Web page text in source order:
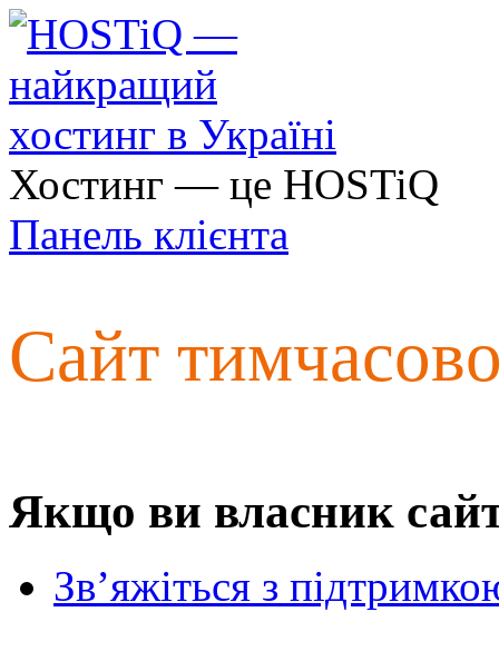
Хостинг — це HOSTiQ
Панель клієнта
Сайт
Якщо ви власник
Зв’яжіться з